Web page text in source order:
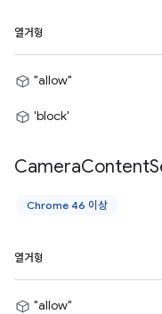
열거형
"allow"
'block'
CameraContent
Chrome 46 이상
열거형
"allow"